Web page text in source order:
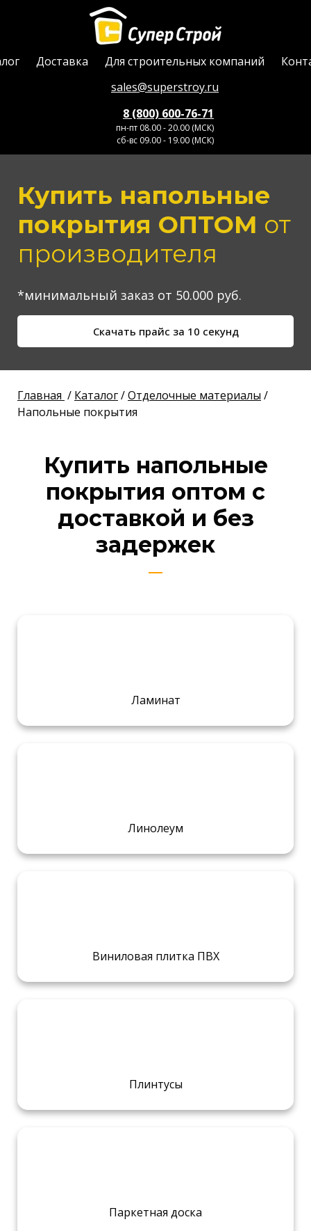
Доставка Для строительных компаний
sales@superstroy.ru
8 (800) 600-76-71
пн-пт 08.00 - 20.00 (МСК)
сб-вс 09.00 - 19.00 (МСК)
Купить напольные
покрытия ОПТОМ от
производителя
*минимальный заказ от 50.000 руб.
Скачать прайс за 10 секунд
Главная / Каталог/Отделочные материалы /
Напольные покрытия
Купить напольные
покрытия оптом с
доставкой и без
задержек
Ламинат
Линолеум
Виниловая плитка ПВХ
Плинтусы
Паркетная доска